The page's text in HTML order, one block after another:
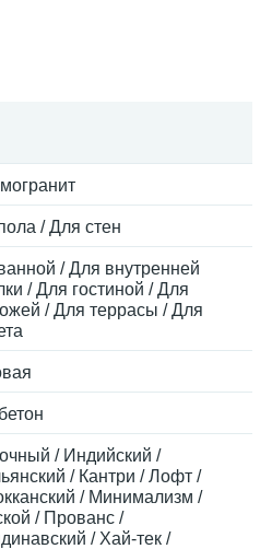
/ Для стен
/ Для внутренней
/ Для гостиной / Для
/ Для террасы / Для
/ Индийский /
/ Кантри / Лофт /
/ Минимализм /
/ Прованс /
/ Хай-тек /